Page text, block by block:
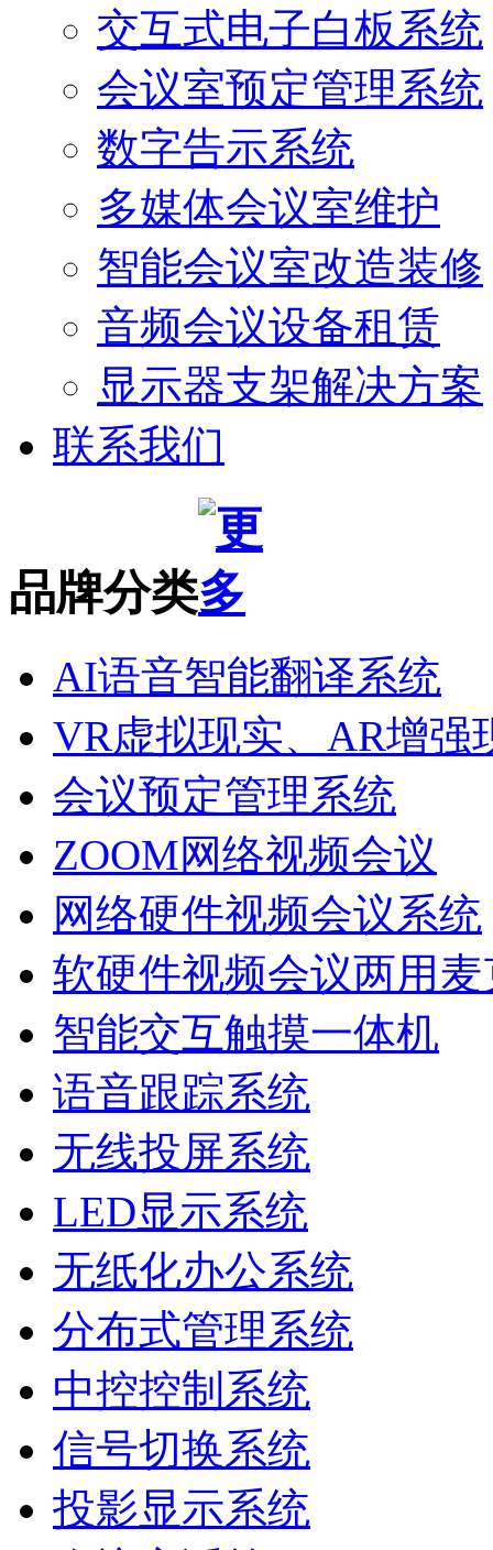
交互式电子白板系统
会议室预定管理系统
数字告示系统
多媒体会议室维护
智能会议室改造装修
音频会议设备租赁
显示器支架解决方案
联系我们
品牌分类
AI语音智能翻译系统
VR虚拟现实、AR增强
会议预定管理系统
ZOOM网络视频会议
网络硬件视频会议系统
软硬件视频会议两用麦
智能交互触摸一体机
语音跟踪系统
无线投屏系统
LED显示系统
无纸化办公系统
分布式管理系统
中控控制系统
信号切换系统
投影显示系统